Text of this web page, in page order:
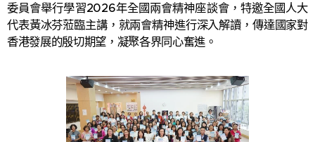
委員會舉行學習2026年全國兩會精神座談會，特邀全國人大
代表黃冰芬蒞臨主講，就兩會精神進行深入解讀，傳達國家對
香港發展的殷切期望，凝聚各界同心奮進。